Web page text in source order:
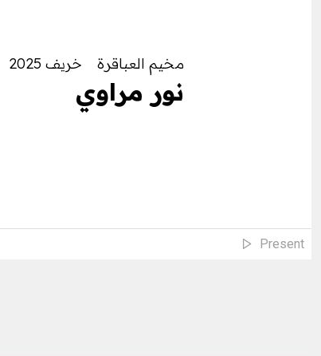
؜نور مراوي
مخيم العباقرة ؜خريف 2025
Present